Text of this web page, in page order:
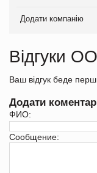
Додати компанію
Відгуки
Ваш відгук беде
Додати коментар
ФИО:
Сообщение: